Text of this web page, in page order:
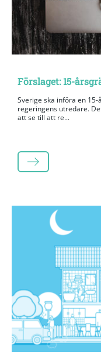
Förslaget: 15-
Sverige ska införa en
regeringens utredare.
att se till att re...
LÄS MER